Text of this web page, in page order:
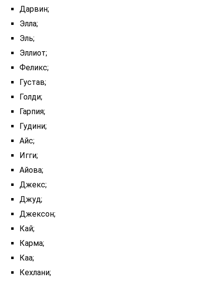
Дарвин;
Элла;
Эль;
Эллиот;
Феликс;
Густав;
Голди;
Гарпия;
Гудини;
Айс;
Игги;
Айова;
Джекс;
Джуд;
Джексон;
Кай;
Карма;
Каа;
Кехлани;